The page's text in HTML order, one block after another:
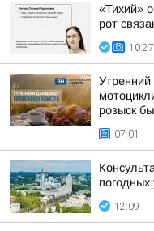
«Тихий»
рот
10:27
розыск
07:01
погодных
12:09